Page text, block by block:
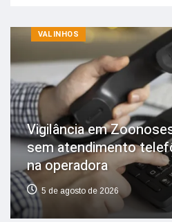
VALINHOS
Vigilância em
sem atendimento
na operadora
5 de agosto de 2026
WhatsApp libera
como criar o seu e